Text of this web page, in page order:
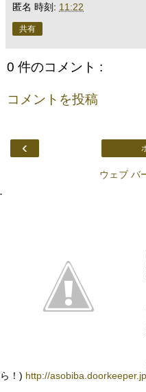
匿名 時刻: 11:22
共有
0 件のコメント :
コメントを投稿
‹
ウェブ バ
.
ら！) http://